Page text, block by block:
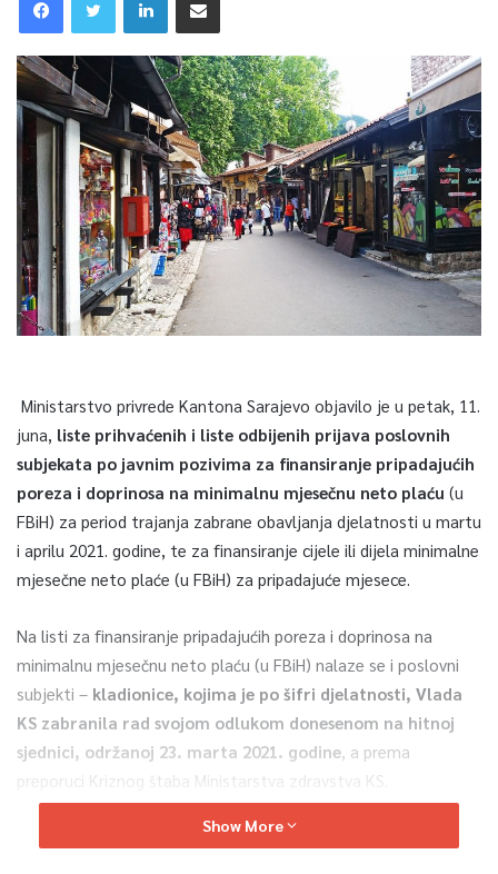
Ministarstvo privrede Kantona Sarajevo objavilo je u petak, 11.
juna, liste prihvaćenih i liste odbijenih prijava poslovnih
subjekata po javnim pozivima za finansiranje pripadajućih
poreza i doprinosa na minimalnu mjesečnu neto plaću (u
FBiH) za period trajanja zabrane obavljanja djelatnosti u martu
i aprilu 2021. godine, te za finansiranje cijele ili dijela minimalne
mjesečne neto plaće (u FBiH) za pripadajuće mjesece.
Na listi za finansiranje pripadajućih poreza i doprinosa na
minimalnu mjesečnu neto plaću (u FBiH) nalaze se i poslovni
subjekti – kladionice, kojima je po šifri djelatnosti, Vlada
KS zabranila rad svojom odlukom donesenom na hitnoj
sjednici, održanoj 23. marta 2021. godine , a prema
preporuci Kriznog štaba Ministarstva zdravstva KS.
– U članu 2. stav (7) Zakona o ublažavanju negativnih
Show More